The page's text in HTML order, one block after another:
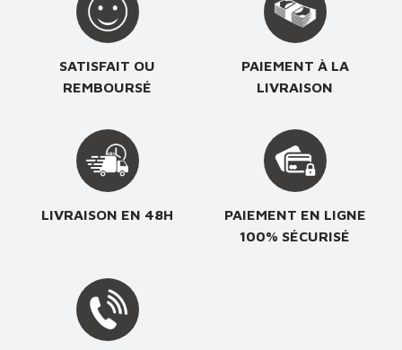
SATISFAIT OU
REMBOURSÉ
PAIEMENT À LA
LIVRAISON
LIVRAISON EN 48H
PAIEMENT EN LIGNE
100% SÉCURISÉ